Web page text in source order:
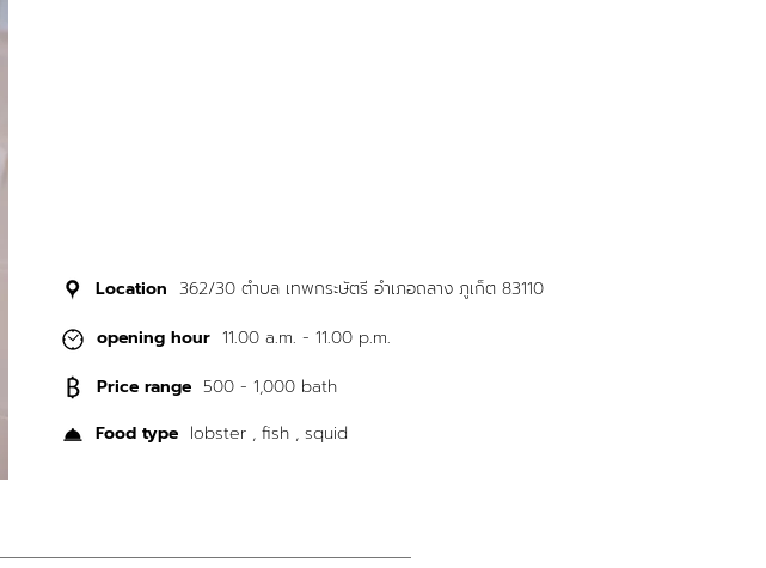
Location 362/30 ตำบล เทพกระษัตรี อำเภอถลาง ภูเก็ต 83110
opening hour 11.00 a.m. - 11.00 p.m.
Price range 500 - 1,000 bath
Food type lobster , fish , squid